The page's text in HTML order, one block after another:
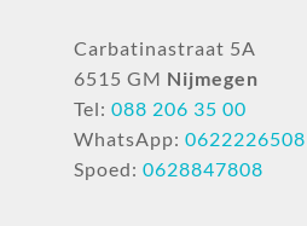
Carbatinastraat 5A
6515 GM Nijmegen
Tel: 088 206 35 00
WhatsApp: 0622226508
Spoed: 0628847808